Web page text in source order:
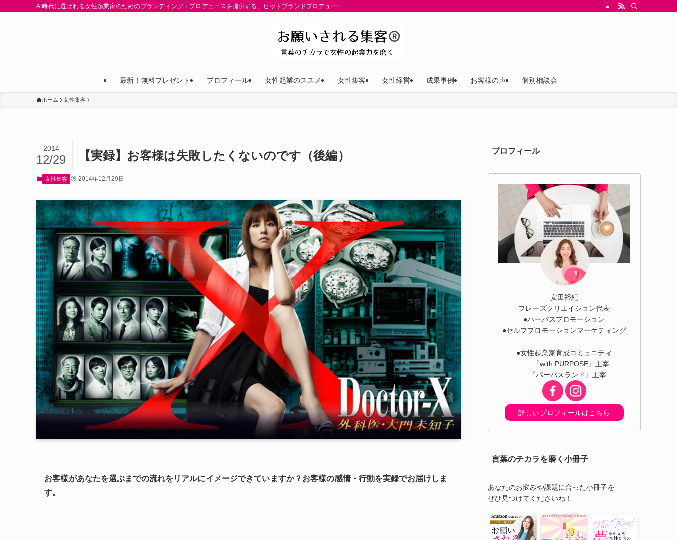
AI時代に選ばれる女性起業家のためのブランディング・プロデュースを提供する、ヒットブランドプロデューサー ゆきP（安田裕紀）公式サイト。パーパス（存在意義）を軸にしたブランド構築と、言葉の設計、世界観ストー
最新！無料プレゼント プロフィール 女性起業のススメ 女性集客 女性経営 成果事例 お客様の声 個別相談会
ホーム 女性集客
【実録】お客様は失敗したくないのです（後編）
2014
12/29
女性集客 2014年12月29日
お客様があなたを選ぶまでの流れをリアルにイメージできていますか？お客様の感情・行動を実録でお届けしま
す。
プロフィール
安田裕紀
フレーズクリエイション代表
●パーパスプロモーション
●セルフプロモーションマーケティング
●女性起業家育成コミュニティ
『with PURPOSE』主宰
『パーパスランド』主宰
詳しいプロフィールはこちら
言葉のチカラを磨く小冊子
あなたのお悩みや課題に合った小冊子を
ぜひ見つけてくださいね！